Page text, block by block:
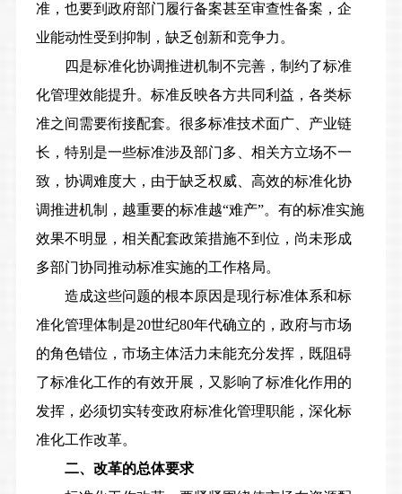
准，也要到政府部门履行备案甚至审查性备案，企
业能动性受到抑制，缺乏创新和竞争力。
四是标准化协调推进机制不完善，制约了标准
化管理效能提升。标准反映各方共同利益，各类标
准之间需要衔接配套。很多标准技术面广、产业链
长，特别是一些标准涉及部门多、相关方立场不一
致，协调难度大，由于缺乏权威、高效的标准化协
调推进机制，越重要的标准越“难产”。有的标准实施
效果不明显，相关配套政策措施不到位，尚未形成
多部门协同推动标准实施的工作格局。
造成这些问题的根本原因是现行标准体系和标
准化管理体制是20世纪80年代确立的，政府与市场
的角色错位，市场主体活力未能充分发挥，既阻碍
了标准化工作的有效开展，又影响了标准化作用的
发挥，必须切实转变政府标准化管理职能，深化标
准化工作改革。
二、改革的总体要求